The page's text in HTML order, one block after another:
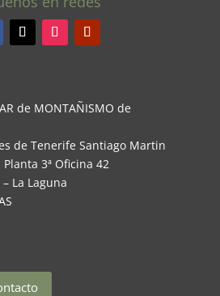
de MONTAÑISMO de
de Tenerife Santiago Martin
3ª Oficina 42
La Laguna